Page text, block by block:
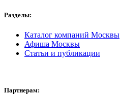
Разделы:
Каталог компаний Москвы
Афиша Москвы
Статьи и публикации
Партнерам: